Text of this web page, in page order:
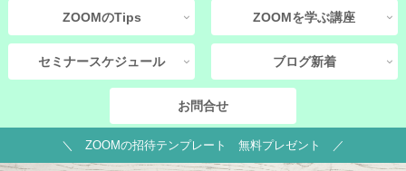
ZOOMのTips ZOOMを学ぶ講座
セミナースケジュール ブログ新着
お問合せ
＼ ZOOMの招待テンプレート 無料プレゼント ／